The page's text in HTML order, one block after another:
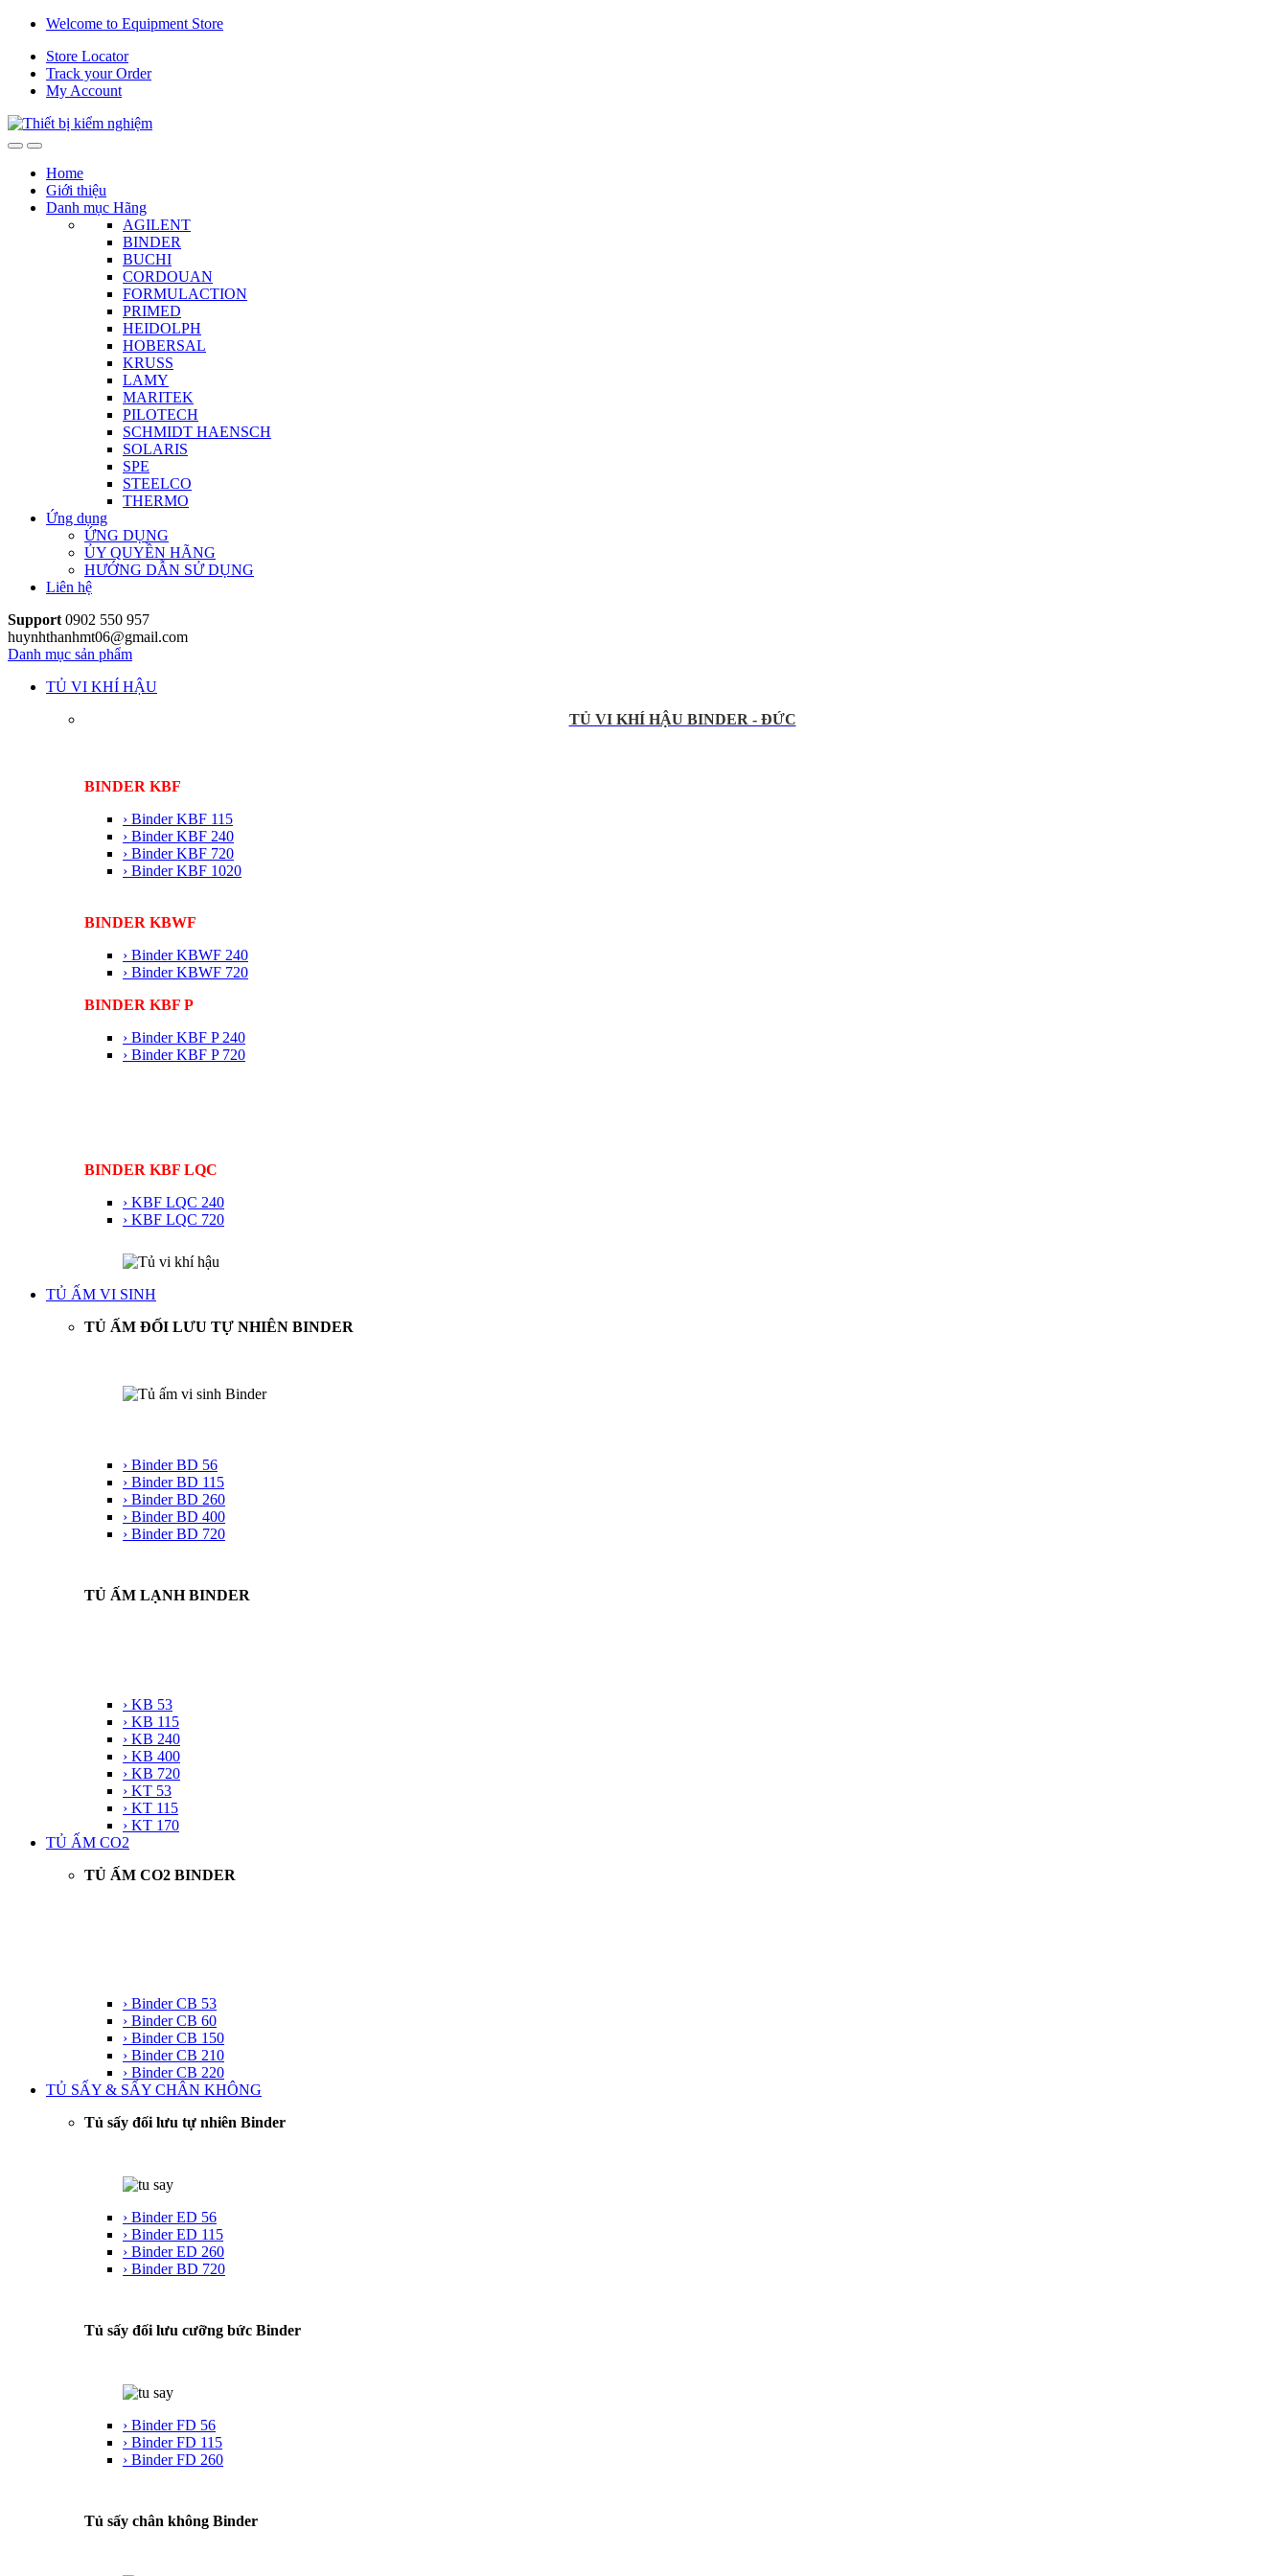
Skip
navigation
Skip
content
Welcome to Equipment Store
Store Locator
Track your Order
My Account
Home
Giới thiệu
Danh mục Hãng
AGILENT
BINDER
BUCHI
CORDOUAN
FORMULACTION
PRIMED
HEIDOLPH
HOBERSAL
KRUSS
LAMY
MARITEK
PILOTECH
SCHMIDT HAENSCH
SOLARIS
SPE
STEELCO
THERMO
Ứng dụng
ỨNG DỤNG
ỦY QUYỀN HÃNG
HƯỚNG DẪN SỬ DỤNG
Liên hệ
Support 0902 550 957
huynhthanhmt06@gmail.com
Danh mục sản phẩm
TỦ VI KHÍ HẬU
TỦ VI KHÍ HẬU BINDER - ĐỨC
BINDER KBF
› Binder KBF 115
› Binder KBF 240
› Binder KBF 720
› Binder KBF 1020
BINDER KBWF
› Binder KBWF 240
› Binder KBWF 720
BINDER KBF P
› Binder KBF P 240
› Binder KBF P 720
BINDER KBF LQC
› KBF LQC 240
› KBF LQC 720
TỦ ẤM VI SINH
TỦ ẤM ĐỐI LƯU TỰ NHIÊN BINDER
› Binder BD 56
› Binder BD 115
› Binder BD 260
› Binder BD 400
› Binder BD 720
TỦ ẤM LẠNH BINDER
› KB 53
› KB 115
› KB 240
› KB 400
› KB 720
› KT 53
› KT 115
› KT 170
TỦ ẤM CO2
TỦ ẤM CO2 BINDER
› Binder CB 53
› Binder CB 60
› Binder CB 150
› Binder CB 210
› Binder CB 220
TỦ SẤY & SẤY CHÂN KHÔNG
Tủ sấy đối lưu tự nhiên Binder
› Binder ED 56
› Binder ED 115
› Binder ED 260
› Binder BD 720
Tủ sấy đối lưu cưỡng bức Binder
› Binder FD 56
› Binder FD 115
› Binder FD 260
Tủ sấy chân không Binder